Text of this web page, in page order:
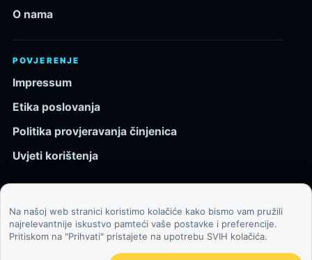
O nama
POVJERENJE
Impressum
Etika poslovanja
Politika provjeravanja činjenica
Uvjeti korištenja
© 2026 Kozmos.hr. Sva prava pridržana.
Svemir, znanost, tehnologija i velike ideje za znatiželjne
čitatelje.
Na našoj web stranici koristimo kolačiće kako bismo vam pružili
najrelevantnije iskustvo pamteći vaše postavke i preferencije.
Pritiskom na "Prihvati" pristajete na upotrebu SVIH kolačića.